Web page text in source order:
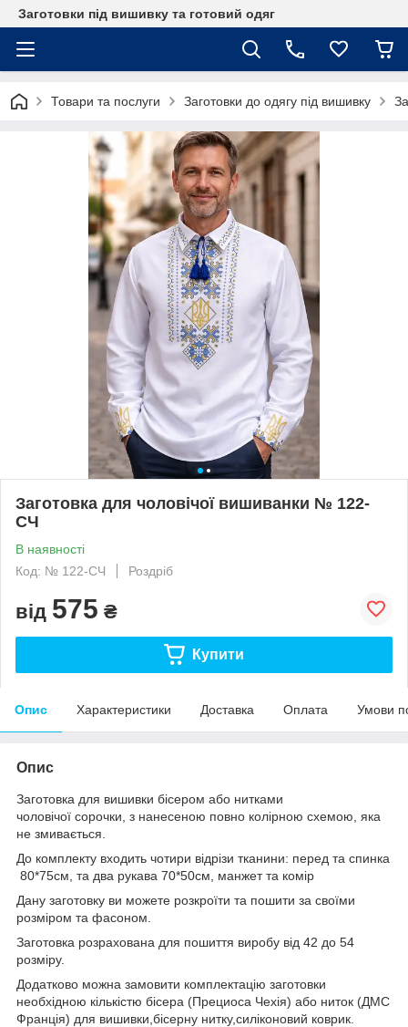
Заготовки під вишивку та готовий одяг
Товари та послуги Заготовки до одягу під вишивку
Заготовка для чоловічої вишиванки № 122-
СЧ
В наявності
Код: № 122-СЧ
Роздріб
від 575 ₴
Купити
Опис Характеристики Доставка Оплата Умови
Опис
Заготовка для вишивки бісером або нитками
чоловічої сорочки, з нанесеною повно колірною схемою, яка
не змивається.
До комплекту входить чотири відрізи тканини: перед та спинка
80*75см, та два рукава 70*50см, манжет та комір
Дану заготовку ви можете розкроїти та пошити за своїми
розміром та фасоном.
Заготовка розрахована для пошиття виробу від 42 до 54
розміру.
Додатково можна замовити комплектацію заготовки
необхідною кількістю бісера (Прециоса Чехія) або ниток (ДМС
Франція) для вишивки,бісерну нитку,силіконовий коврик.